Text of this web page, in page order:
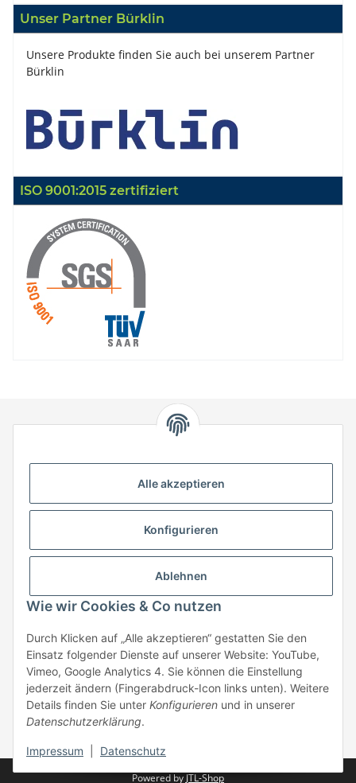
Unser Partner Bürklin
Unsere Produkte finden Sie auch bei unserem Partner
Bürklin
ISO 9001:2015 zertifiziert
74538 Rosengarten-Uttenhofen
Telefon: +49 (0) 7907 943 690
Fax: +49 (0) 7907 942 0222
Mail:info@hstronic-gmbh.de
Beratung:+49 (0) 7907 943690
Anfragen oder Muster anfordern:
info@hstronic-gmbh.de
* Alle Preise zzgl. gesetzlicher USt., zzgl.
Powered by JTL-Shop
Alle akzeptieren
Konfigurieren
Ablehnen
Wie wir Cookies & Co nutzen
Durch Klicken auf „Alle akzeptieren“ gestatten Sie den
Einsatz folgender Dienste auf unserer Website: YouTube,
Vimeo, Google Analytics 4. Sie können die Einstellung
jederzeit ändern (Fingerabdruck-Icon links unten). Weitere
Details finden Sie unter Konfigurieren und in unserer
Datenschutzerklärung.
Impressum Datenschutz